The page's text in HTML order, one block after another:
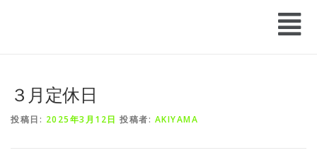
３月定休日
投稿日: 2025年3月12日 投稿者: AKIYAMA